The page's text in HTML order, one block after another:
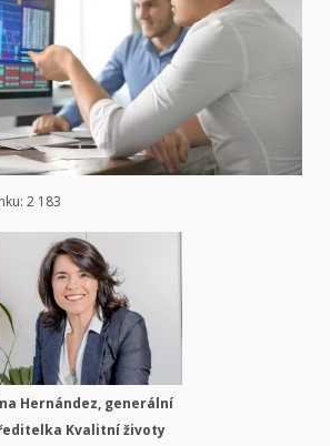
2 183
Hernández, generální
Kvalitní životy